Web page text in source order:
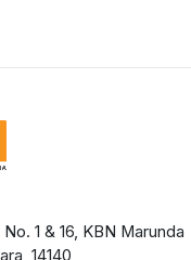
1 & 16, KBN Marunda
14140